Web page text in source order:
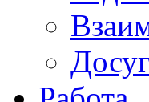
Досуг